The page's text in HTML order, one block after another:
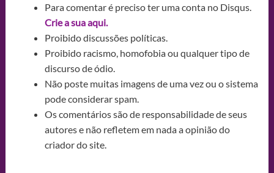
Para comentar é preciso ter uma conta no Disqus.
Crie a sua aqui.
Proibido discussões políticas.
Proibido racismo, homofobia ou qualquer tipo de
discurso de ódio.
Não poste muitas imagens de uma vez ou o sistema
pode considerar spam.
Os comentários são de responsabilidade de seus
autores e não refletem em nada a opinião do
criador do site.